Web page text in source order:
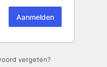
vergeten?